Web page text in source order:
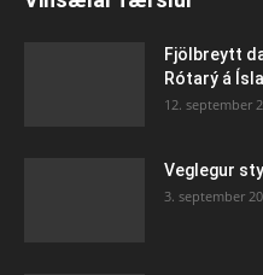
Fjölbreytt
Rótarý á
12. september
Veglegur
3. september